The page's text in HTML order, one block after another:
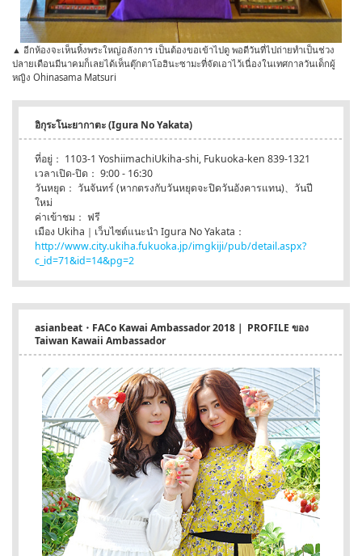
▲ อีกห้องจะเห็นหิ้งพระใหญ่อลังการ เป็นต้องขอเข้าไปดู พอดีวันที่ไปถ่ายทำเป็นช่วง
ปลายเดือนมีนาคมก็เลยได้เห็นตุ๊กตาโอฮินะซามะที่จัดเอาไว้เนื่องในเทศกาลวันเด็กผู้
หญิง Ohinasama Matsuri
อิกุระโนะยากาตะ (Igura No Yakata)
ที่อยู่： 1103-1 YoshiimachiUkiha-shi, Fukuoka-ken 839-1321
เวลาเปิด-ปิด： 9:00 - 16:30
วันหยุด： วันจันทร์ (หากตรงกับวันหยุดจะปิดวันอังคารแทน)、วันปี
ใหม่
ค่าเข้าชม： ฟรี
เมือง Ukiha｜เว็บไซต์แนะนำ Igura No Yakata：
http://www.city.ukiha.fukuoka.jp/imgkiji/pub/detail.aspx?
c_id=71&id=14&pg=2
asianbeat・FACo Kawai Ambassador 2018｜ PROFILE ของ
Taiwan Kawaii Ambassador